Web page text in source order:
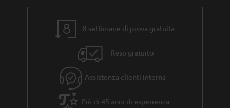
z
a
8 settimane di prova gratuita
Reso gratuito
Assistenza clienti interna
Più di 45 anni di esperienza